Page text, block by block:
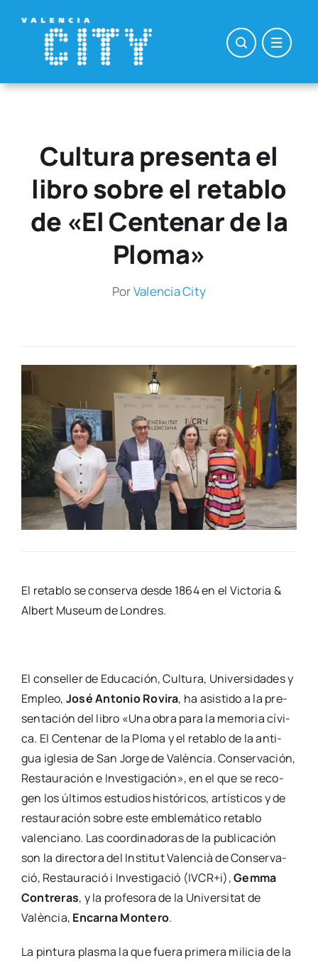
contenido
Cultura presenta el
libro sobre el retablo
de «El Centenar de la
Ploma»
PorValen­cia City
El reta­blo se con­ser­va des­de 1864 en el Vic­to­ria &
Albert Museum de Lon­dres.
El con­se­ller de Edu­ca­ción, Cul­tu­ra, Uni­ver­si­da­des y
Empleo, José Anto­nio Rovi­ra, ha asis­ti­do a la pre­
sen­ta­ción del libro «Una obra para la memo­ria cívi­
ca. El Cen­te­nar de la Plo­ma y el reta­blo de la anti­
gua igle­sia de San Jor­ge de Valèn­cia. Con­ser­va­ción,
Res­tau­ra­ción e Inves­ti­ga­ción», en el que se reco­
gen los últi­mos estu­dios his­tó­ri­cos, artís­ti­cos y de
res­tau­ra­ción sobre este emble­má­ti­co reta­blo
valen­ciano. Las coor­di­na­do­ras de la publi­ca­ción
son la direc­to­ra del Ins­ti­tut Valen­cià de Con­ser­va­
ció, Res­tau­ra­ció i Inves­ti­ga­ció (IVCR+i),Gem­ma
Con­tre­ras, y la pro­fe­so­ra de la Uni­ver­si­tat de
Valèn­cia, Encar­na Mon­te­ro.
La pin­tu­ra plas­ma la que fue­ra pri­me­ra mili­cia de la